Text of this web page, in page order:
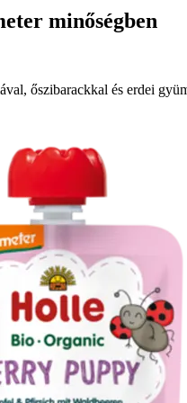
minőségben
őszibarackkal és erdei